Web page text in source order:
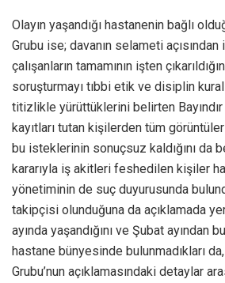
Olayın yaşandığı hastanenin bağlı
Grubu ise; davanın selameti
çalışanların tamamının işten
soruşturmayı tıbbi etik ve disiplin
titizlikle yürüttüklerini belirten
kayıtları tutan kişilerden tüm
bu isteklerinin sonuçsuz kaldığını da
kararıyla iş akitleri feshedilen kişiler
yönetiminin de suç duyurusunda
takipçisi olunduğuna da açıklamada
ayında yaşandığını ve Şubat ayından
hastane bünyesinde bulunmadıkları da,
Grubu’nun açıklamasındaki detaylar